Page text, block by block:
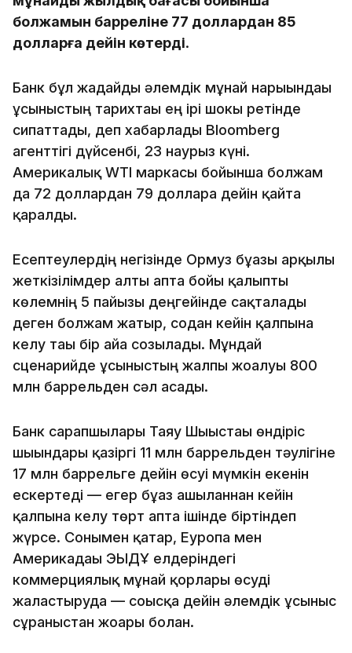
болжамын барреліне 77 доллардан 85
долларға дейін көтерді.
Банк бұл жағдайды әлемдік мұнай нарығындағы
ұсыныстың тарихтағы ең ірі шокы ретінде
сипаттады, деп хабарлады Bloomberg
агенттігі дүйсенбі, 23 наурыз күні.
Америкалық WTI маркасы бойынша болжам
да 72 доллардан 79 долларға дейін қайта
қаралды.
Есептеулердің негізінде Ормуз бұғазы арқылы
жеткізілімдер алты апта бойы қалыпты
көлемнің 5 пайызы деңгейінде сақталады
деген болжам жатыр, содан кейін қалпына
келу тағы бір айға созылады. Мұндай
сценарийде ұсыныстың жалпы жоғалуы 800
млн баррельден сәл асады.
Банк сарапшылары Таяу Шығыстағы өндіріс
шығындары қазіргі 11 млн баррельден тәулігіне
17 млн баррельге дейін өсуі мүмкін екенін
ескертеді — егер бұғаз ашылғаннан кейін
қалпына келу төрт апта ішінде біртіндеп
жүрсе. Сонымен қатар, Еуропа мен
Америкадағы ЭЫДҰ елдеріндегі
коммерциялық мұнай қорлары өсуді
жалғастыруда — соғысқа дейін әлемдік ұсыныс
сұраныстан жоғары болған.